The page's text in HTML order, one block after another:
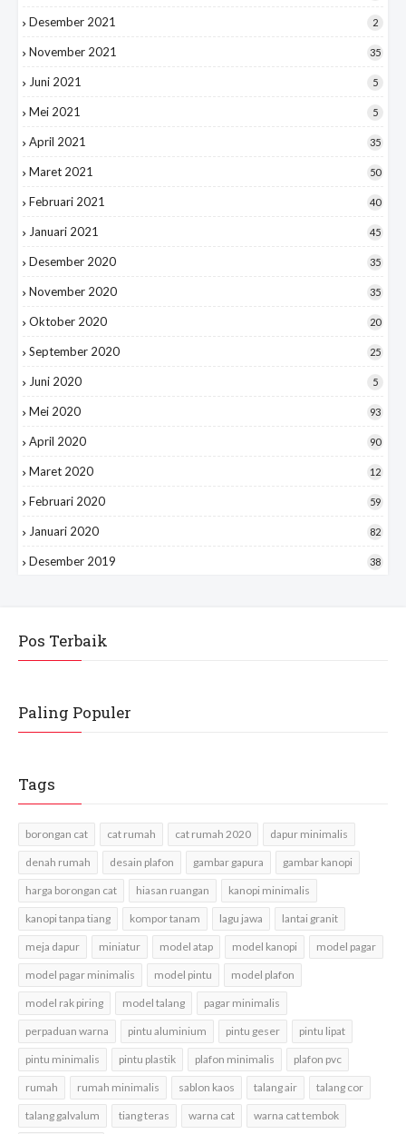
Desember 2021 2
November 2021 35
Juni 2021 5
Mei 2021 5
April 2021 35
Maret 2021 50
Februari 2021 40
Januari 2021 45
Desember 2020 35
November 2020 35
Oktober 2020 20
September 2020 25
Juni 2020 5
Mei 2020 93
April 2020 90
Maret 2020 12
Februari 2020 59
Januari 2020 82
Desember 2019 38
Pos Terbaik
Paling Populer
Tags
borongan cat cat rumah cat rumah 2020 dapur minimalis
denah rumah desain plafon gambar gapura gambar kanopi
harga borongan cat hiasan ruangan kanopi minimalis
kanopi tanpa tiang kompor tanam lagu jawa lantai granit
meja dapur miniatur model atap model kanopi model pagar
model pagar minimalis model pintu model plafon
model rak piring model talang pagar minimalis
perpaduan warna pintu aluminium pintu geser pintu lipat
pintu minimalis pintu plastik plafon minimalis plafon pvc
rumah rumah minimalis sablon kaos talang air talang cor
talang galvalum tiang teras warna cat warna cat tembok